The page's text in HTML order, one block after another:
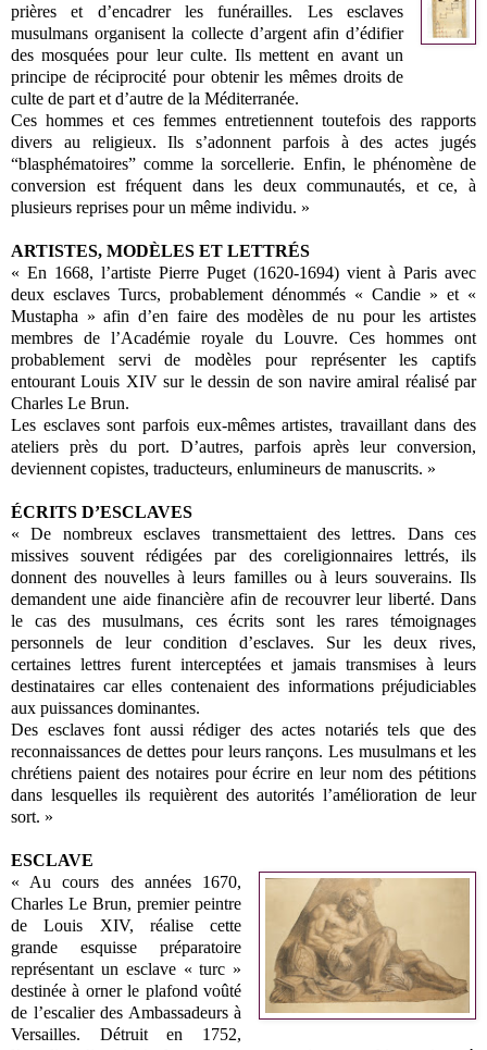
prières et d’encadrer les funérailles. Les esclaves
musulmans organisent la collecte d’argent afin d’édifier
des mosquées pour leur culte. Ils mettent en avant un
principe de réciprocité pour obtenir les mêmes droits de
culte de part et d’autre de la Méditerranée.
Ces hommes et ces femmes entretiennent toutefois des rapports
divers au religieux. Ils s’adonnent parfois à des actes jugés
“blasphématoires” comme la sorcellerie. Enfin, le phénomène de
conversion est fréquent dans les deux communautés, et ce, à
plusieurs reprises pour un même individu. »
ARTISTES, MODÈLES ET LETTRÉS
« En 1668, l’artiste Pierre Puget (1620-1694) vient à Paris avec
deux esclaves Turcs, probablement dénommés « Candie » et «
Mustapha » afin d’en faire des modèles de nu pour les artistes
membres de l’Académie royale du Louvre. Ces hommes ont
probablement servi de modèles pour représenter les captifs
entourant Louis XIV sur le dessin de son navire amiral réalisé par
Charles Le Brun.
Les esclaves sont parfois eux-mêmes artistes, travaillant dans des
ateliers près du port. D’autres, parfois après leur conversion,
deviennent copistes, traducteurs, enlumineurs de manuscrits. »
ÉCRITS D’ESCLAVES
« De nombreux esclaves transmettaient des lettres. Dans ces
missives souvent rédigées par des coreligionnaires lettrés, ils
donnent des nouvelles à leurs familles ou à leurs souverains. Ils
demandent une aide financière afin de recouvrer leur liberté. Dans
le cas des musulmans, ces écrits sont les rares témoignages
personnels de leur condition d’esclaves. Sur les deux rives,
certaines lettres furent interceptées et jamais transmises à leurs
destinataires car elles contenaient des informations préjudiciables
aux puissances dominantes.
Des esclaves font aussi rédiger des actes notariés tels que des
reconnaissances de dettes pour leurs rançons. Les musulmans et les
chrétiens paient des notaires pour écrire en leur nom des pétitions
dans lesquelles ils requièrent des autorités l’amélioration de leur
sort. »
ESCLAVE
« Au cours des années 1670,
Charles Le Brun, premier peintre
de Louis XIV, réalise cette
grande esquisse préparatoire
représentant un esclave « turc »
destinée à orner le plafond voûté
de l’escalier des Ambassadeurs à
Versailles. Détruit en 1752,